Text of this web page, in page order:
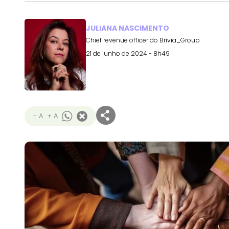
JULIANA NASCIMENTO
Chief revenue officer do Brivia_Group
21 de junho de 2024 - 8h49
- A + A